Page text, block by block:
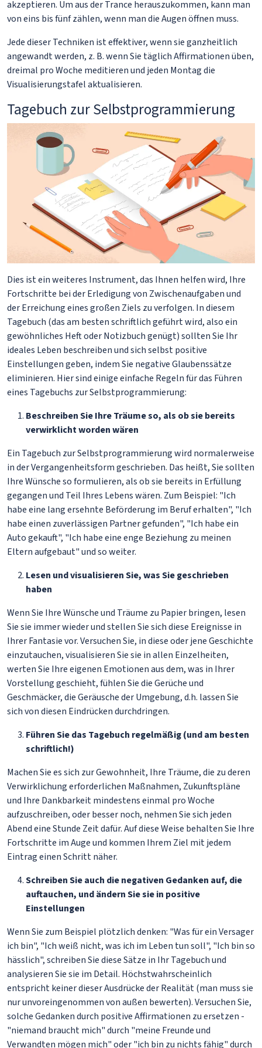
akzeptieren. Um aus der Trance herauszukommen, kann man
von eins bis fünf zählen, wenn man die Augen öffnen muss.
Jede dieser Techniken ist effektiver, wenn sie ganzheitlich
angewandt werden, z. B. wenn Sie täglich Affirmationen üben,
dreimal pro Woche meditieren und jeden Montag die
Visualisierungstafel aktualisieren.
Tagebuch zur Selbstprogrammierung
Dies ist ein weiteres Instrument, das Ihnen helfen wird, Ihre
Fortschritte bei der Erledigung von Zwischenaufgaben und
der Erreichung eines großen Ziels zu verfolgen. In diesem
Tagebuch (das am besten schriftlich geführt wird, also ein
gewöhnliches Heft oder Notizbuch genügt) sollten Sie Ihr
ideales Leben beschreiben und sich selbst positive
Einstellungen geben, indem Sie negative Glaubenssätze
eliminieren. Hier sind einige einfache Regeln für das Führen
eines Tagebuchs zur Selbstprogrammierung:
Beschreiben Sie Ihre Träume so, als ob sie bereits
verwirklicht worden wären
Ein Tagebuch zur Selbstprogrammierung wird normalerweise
in der Vergangenheitsform geschrieben. Das heißt, Sie sollten
Ihre Wünsche so formulieren, als ob sie bereits in Erfüllung
gegangen und Teil Ihres Lebens wären. Zum Beispiel: "Ich
habe eine lang ersehnte Beförderung im Beruf erhalten", "Ich
habe einen zuverlässigen Partner gefunden", "Ich habe ein
Auto gekauft", "Ich habe eine enge Beziehung zu meinen
Eltern aufgebaut" und so weiter.
Lesen und visualisieren Sie, was Sie geschrieben
haben
Wenn Sie Ihre Wünsche und Träume zu Papier bringen, lesen
Sie sie immer wieder und stellen Sie sich diese Ereignisse in
Ihrer Fantasie vor. Versuchen Sie, in diese oder jene Geschichte
einzutauchen, visualisieren Sie sie in allen Einzelheiten,
werten Sie Ihre eigenen Emotionen aus dem, was in Ihrer
Vorstellung geschieht, fühlen Sie die Gerüche und
Geschmäcker, die Geräusche der Umgebung, d.h. lassen Sie
sich von diesen Eindrücken durchdringen.
Führen Sie das Tagebuch regelmäßig (und am besten
schriftlich!)
Machen Sie es sich zur Gewohnheit, Ihre Träume, die zu deren
Verwirklichung erforderlichen Maßnahmen, Zukunftspläne
und Ihre Dankbarkeit mindestens einmal pro Woche
aufzuschreiben, oder besser noch, nehmen Sie sich jeden
Abend eine Stunde Zeit dafür. Auf diese Weise behalten Sie Ihre
Fortschritte im Auge und kommen Ihrem Ziel mit jedem
Eintrag einen Schritt näher.
Schreiben Sie auch die negativen Gedanken auf, die
auftauchen, und ändern Sie sie in positive
Einstellungen
Wenn Sie zum Beispiel plötzlich denken: "Was für ein Versager
ich bin", "Ich weiß nicht, was ich im Leben tun soll", "Ich bin so
hässlich", schreiben Sie diese Sätze in Ihr Tagebuch und
analysieren Sie sie im Detail. Höchstwahrscheinlich
entspricht keiner dieser Ausdrücke der Realität (man muss sie
nur unvoreingenommen von außen bewerten). Versuchen Sie,
solche Gedanken durch positive Affirmationen zu ersetzen -
"niemand braucht mich" durch "meine Freunde und
Verwandten mögen mich" oder "ich bin zu nichts fähig" durch